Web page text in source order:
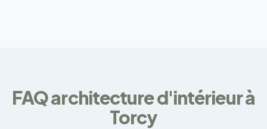
FAQ architecture d'intérieur à
Torcy